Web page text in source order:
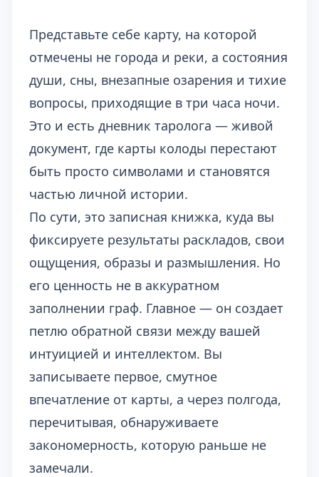
Представьте себе карту, на которой
отмечены не города и реки, а состояния
души, сны, внезапные озарения и тихие
вопросы, приходящие в три часа ночи.
Это и есть дневник таролога — живой
документ, где карты колоды перестают
быть просто символами и становятся
частью личной истории.
По сути, это записная книжка, куда вы
фиксируете результаты раскладов, свои
ощущения, образы и размышления. Но
его ценность не в аккуратном
заполнении граф. Главное — он создает
петлю обратной связи между вашей
интуицией и интеллектом. Вы
записываете первое, смутное
впечатление от карты, а через полгода,
перечитывая, обнаруживаете
закономерность, которую раньше не
замечали.